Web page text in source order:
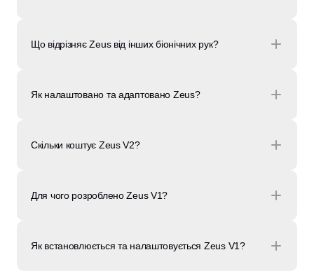
Що відрізняє Zeus від інших біонічних рук?
Як налаштовано та адаптовано Zeus?
Скільки коштує Zeus V2?
Для чого розроблено Zeus V1?
Як встановлюється та налаштовується Zeus V1?